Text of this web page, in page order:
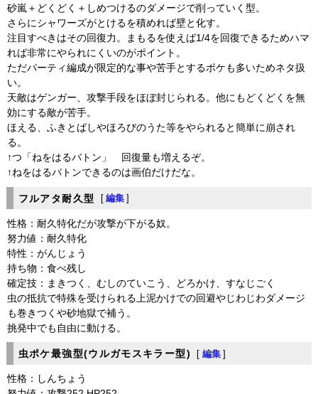
砂嵐＋どくどく＋しめつけるのダメージで削っていく型。
さらにシャワーズがとけるを積めれば壁と化す。
注目すべきはその回復力。まもるを使えば1/4を回復できるためハマ
れば非常にやられにくいのがポイント。
ただパーティ編成が限定的な事や苦手とするポケも多いためネタ扱
い。
天敵はゲンガー、攻撃手段をほぼ封じられる。他にもどくどくを無
効にする敵が苦手。
ほえる、ふきとばしやほろびのうた等をやられると簡単に崩され
る。
↑つ「ねをはるバトン」 回復量も増えるぞ。
↑ねをはるバトンできるのは画伯だけだな。
フルアタ耐久型 [ 編集 ]
性格：耐久特化だが攻撃が下がる奴。
努力値：耐久特化
特性：がんじょう
持ち物：食べ残し
確定技：まきつく、むしのていこう、どろかけ、すなじごく
虫の抵抗で特殊を受けられる上泥かけでの回避やじわじわダメージ
も巻きつくや砂地獄で補う。
挑発中でも自由に動ける。
虫ポケ最強型(ウルガモスキラー型) [ 編集 ]
性格：しんちょう